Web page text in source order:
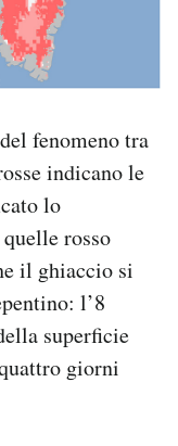
fenomeno tra
indicano le
lo
rosso
il ghiaccio si
l’8
superficie
giorni